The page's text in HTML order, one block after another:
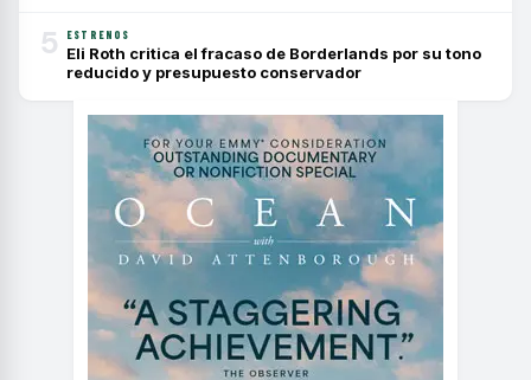
5 ESTRENOS
Eli Roth critica el fracaso de Borderlands por su tono
reducido y presupuesto conservador